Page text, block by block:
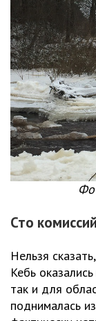
Сто комиссий
Нельзя
Кебь
так и для
поднималась